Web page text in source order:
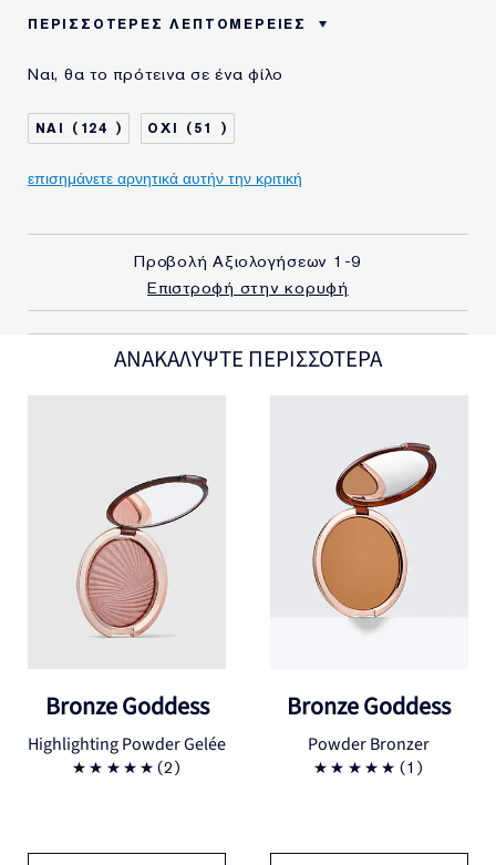
ΠΕΡΙΣΣΌΤΕΡΕΣ ΛΕΠΤΟΜΈΡΕΙΕΣ
ΑΝΑΔΕΙΚΝΥΟΥΝ ΤΟ
ΗΛΙΚΙΑ
ΤΥΠΟΣ ΔΕΡΜΑΤΟΣ
ΑΝΑΓΚΗ ΕΠΙΔΕΡΜΙΔΑΣ
ΣΥΣΦΙΞΗ / ΑΝΟΡΘΩΣΗ
Ναι, θα το πρότεινα σε ένα φίλο
124 51
επισημάνετε αρνητικά αυτήν την κριτική
Προβολή Αξιολογήσεων 1-9
Επιστροφή στην κορυφή
ΑΝΑΚΑΛΥΨΤΕ ΠΕΡΙΣΣΟΤΕΡΑ
Bronze Goddess
Highlighting Powder Gelée
(2)
Bronze Goddess
Powder Bronzer
(1)